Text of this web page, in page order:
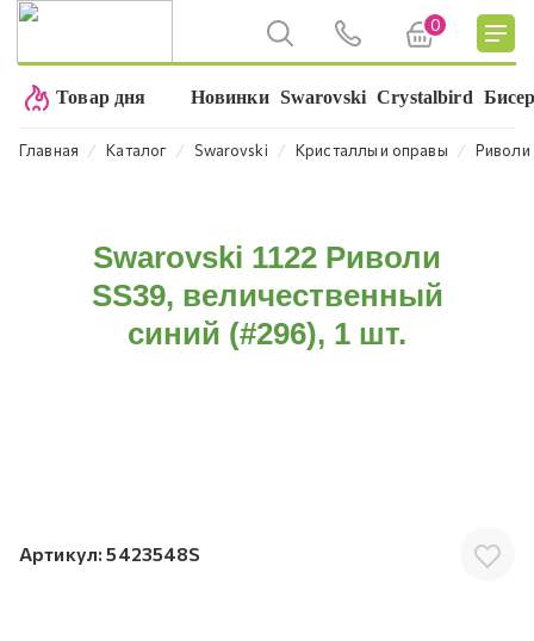
0
Товар дня Новинки Swarovski Crystalbird
Главная ⁄ Каталог ⁄ Swarovski ⁄ Кристаллы и оправы ⁄ Риволи
Swarovski 1122 Риволи
SS39, величественный
синий (#296), 1 шт.
Артикул: 5423548S